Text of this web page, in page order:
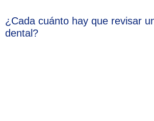
¿Cada cuánto hay que revisar
dental?